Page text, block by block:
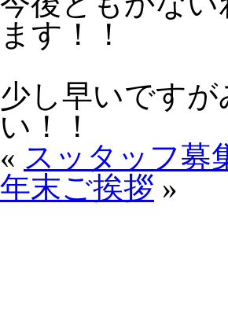
ます！！
少し早いです
い！！
« スッタッフ募
年末ご挨拶 »